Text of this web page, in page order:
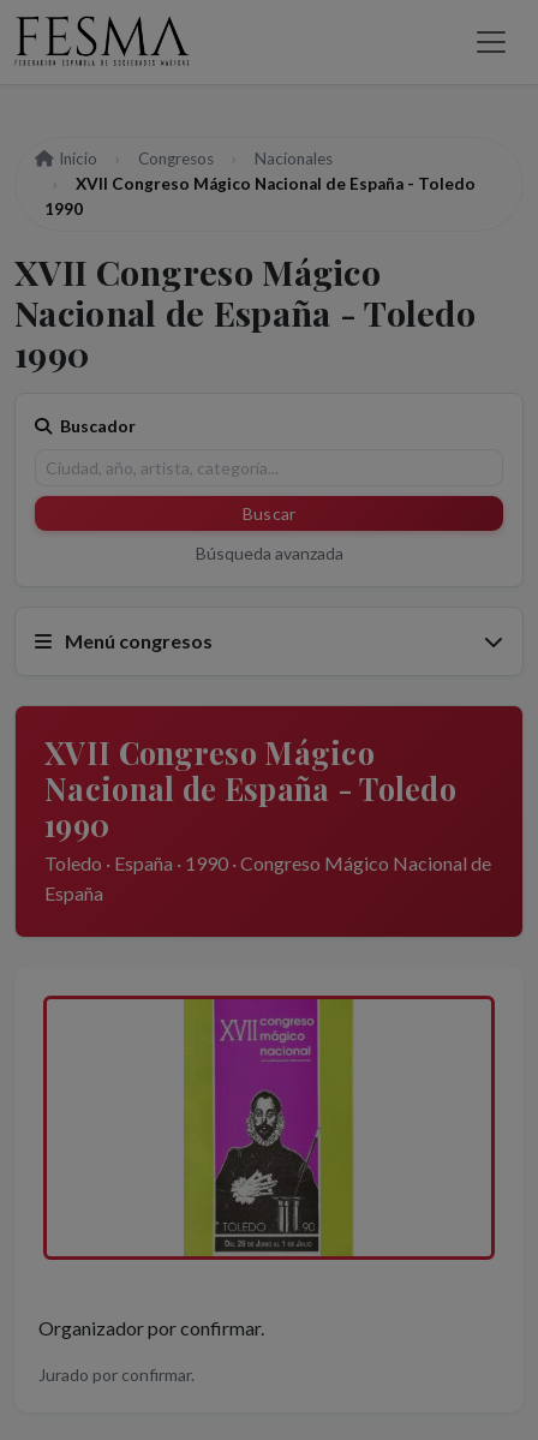
Inicio Congresos
Nacionales
XVII Congreso Mágico Nacional de España - Toledo
1990
XVII Congreso Mágico
Nacional de España - Toledo
1990
Buscador
Buscar
Búsqueda avanzada
Menú congresos
XVII Congreso Mágico
Nacional de España - Toledo
1990
Toledo · España · 1990 · Congreso Mágico Nacional de
España
Organizador por confirmar.
Jurado por confirmar.